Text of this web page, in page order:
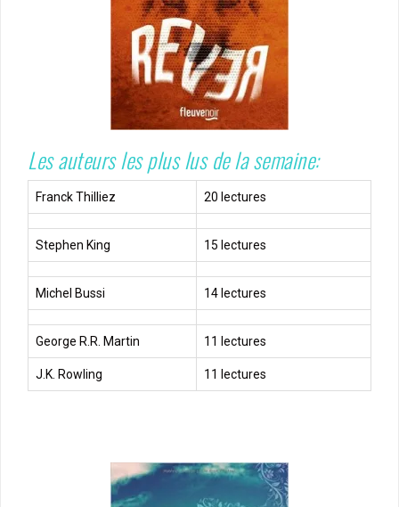
Les auteurs les plus lus de la semaine:
Franck Thilliez 20 lectures
Stephen King 15 lectures
Michel Bussi 14 lectures
George R.R. Martin 11 lectures
J.K. Rowling 11 lectures